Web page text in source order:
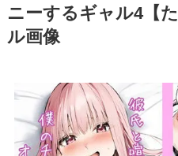
ニーするギャル4【
ル画像